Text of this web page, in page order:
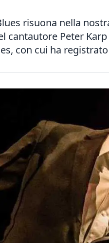
risuona nella
cantautore Peter
con cui ha registrato